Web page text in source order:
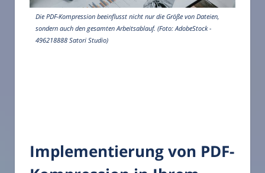
Die PDF-Kompression beeinflusst nicht nur die Größe von Dateien,
sondern auch den gesamten Arbeitsablauf. (Foto: AdobeStock -
496218888 Satori Studio)
Implementierung von PDF-